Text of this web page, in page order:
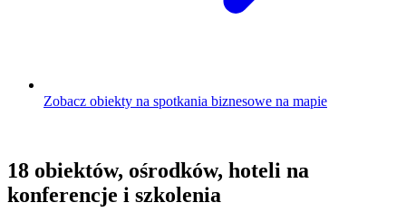
Zobacz obiekty na spotkania biznesowe na mapie
18 obiektów, ośrodków, hoteli na
konferencje i szkolenia